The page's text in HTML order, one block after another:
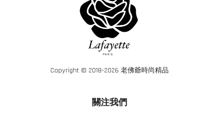
Copyright © 2018-2026 老佛爺時尚精品
關注我們